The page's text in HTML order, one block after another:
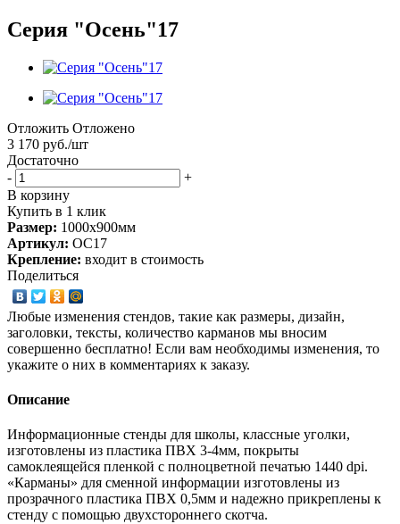
Серия "Осень"17
Отложить Отложено
3 170 руб./шт
Достаточно
-
+
В корзину
Купить в 1 клик
Размер: 1000х900мм
Артикул: ОС17
Крепление: входит в стоимость
Поделиться
Любые изменения стендов, такие как размеры, дизайн,
заголовки, тексты, количество карманов мы вносим
совершенно бесплатно! Если вам необходимы изменения, то
укажите о них в комментариях к заказу.
Описание
Информационные стенды для школы, классные уголки,
изготовлены из пластика ПВХ 3-4мм, покрыты
самоклеящейся пленкой с полноцветной печатью 1440 dpi.
«Карманы» для сменной информации изготовлены из
прозрачного пластика ПВХ 0,5мм и надежно прикреплены к
стенду с помощью двухстороннего скотча.